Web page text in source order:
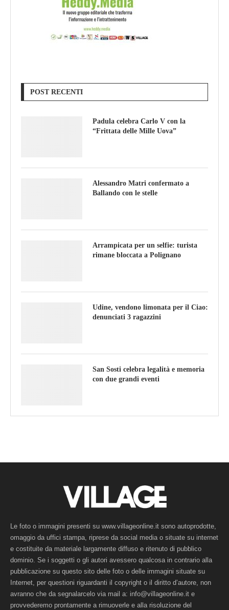
POST RECENTI
Padula celebra Carlo V con la
“Frittata delle Mille Uova”
Alessandro Matri confermato a
Ballando con le stelle
Arrampicata per un selfie: turista
rimane bloccata a Polignano
Udine, vendono limonata per il Ciao:
denunciati 3 ragazzini
San Sosti celebra legalità e memoria
con due grandi eventi
Le foto o immagini presenti su www.villageonline.it sono autoprodotte,
omaggio da uffici stampa, riprese da social media o situate su internet
e costituite da materiale largamente diffuso e ritenuto di pubblico
dominio. Se i soggetti o gli autori avessero qualcosa in contrario alla
pubblicazione su questo sito delle foto o delle immagini situate su
Internet, per questioni riguardanti il copyright o il diritto d’autore, non
avranno che da segnalarcelo via mail a: info@villageonline.it e
provvederemo prontamente a rimuoverle e alla risoluzione del